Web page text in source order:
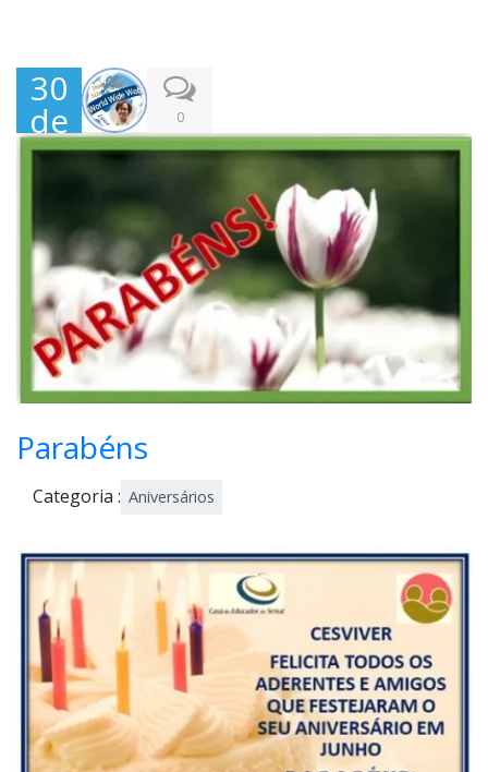
30
de
Jun
202
2
0
Parabéns
Categoria : Aniversários